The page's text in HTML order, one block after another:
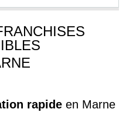
rapide en Marne